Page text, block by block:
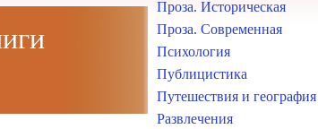
Проза. Историческая
Проза. Современная
Психология
Публицистика
Путешествия и география
Развлечения